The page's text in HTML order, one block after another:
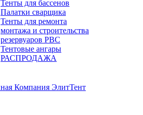
Тенты для бассенов
Палатки сварщика
Тенты для ремонта
монтажа и строительства
резервуаров РВС
Тентовые ангары
РАСПРОДАЖА